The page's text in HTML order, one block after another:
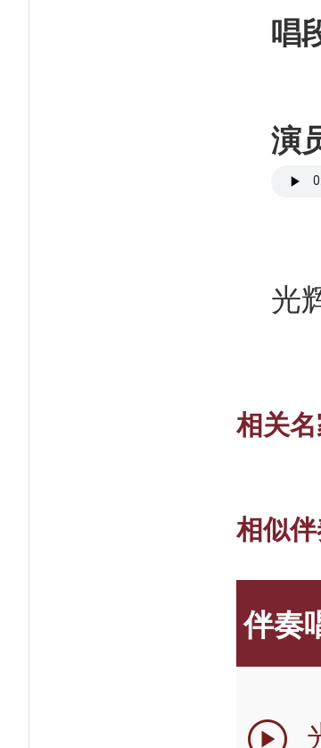
唱
演
光
相关
相似
伴奏
